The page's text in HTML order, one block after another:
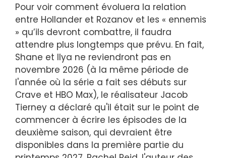
Pour voir comment évoluera la relation
entre Hollander et Rozanov et les « ennemis
» qu’ils devront combattre, il faudra
attendre plus longtemps que prévu. En fait,
Shane et Ilya ne reviendront pas en
novembre 2026 (à la même période de
l'année où la série a fait ses débuts sur
Crave et HBO Max), le réalisateur Jacob
Tierney a déclaré qu'il était sur le point de
commencer à écrire les épisodes de la
deuxième saison, qui devraient être
disponibles dans la première partie du